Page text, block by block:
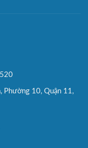
Phường 10, Quận 11,